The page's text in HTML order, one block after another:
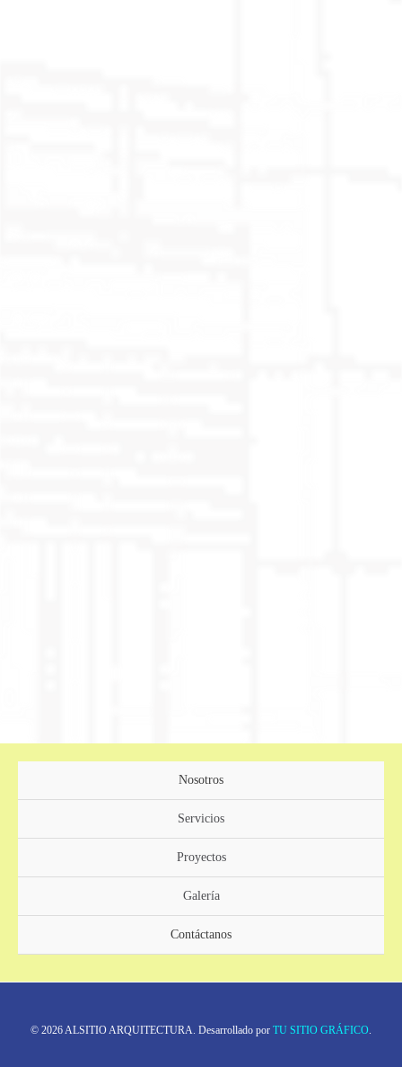
Nosotros
Servicios
Proyectos
Galería
Contáctanos
© 2026 ALSITIO ARQUITECTURA. Desarrollado por TU SITIO GRÁFICO.